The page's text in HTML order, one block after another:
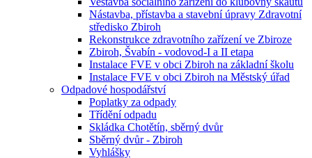
Nástavba, přístavba a stavební úpravy Zdravotní
středisko Zbiroh
Rekonstrukce zdravotního zařízení ve Zbiroze
Zbiroh, Švabín - vodovod-I a II etapa
Instalace FVE v obci Zbiroh na základní školu
Instalace FVE v obci Zbiroh na Městský úřad
Odpadové hospodářství
Poplatky za odpady
Třídění odpadu
Skládka Chotětín, sběrný dvůr
Sběrný dvůr - Zbiroh
Vyhlášky